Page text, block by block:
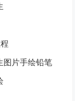
图片手绘铅笔